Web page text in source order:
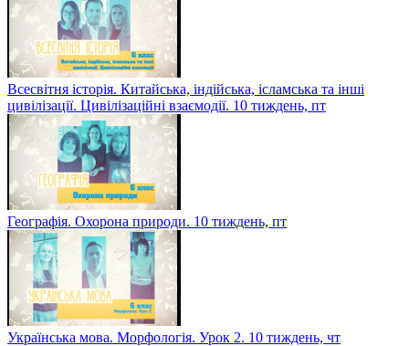
Всесвітня історія. Китайська, індійська, ісламська та інші
цивілізації. Цивілізаційні взаємодії. 10 тиждень, пт
Географія. Охорона природи. 10 тиждень, пт
Українська мова. Морфологія. Урок 2. 10 тиждень, чт